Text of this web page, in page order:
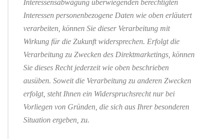
Interessensabwägung überwiegenden berechtigten
Interessen personenbezogene Daten wie oben erläutert
verarbeiten, können Sie dieser Verarbeitung mit
Wirkung für die Zukunft widersprechen. Erfolgt die
Verarbeitung zu Zwecken des Direktmarketings, können
Sie dieses Recht jederzeit wie oben beschrieben
ausüben. Soweit die Verarbeitung zu anderen Zwecken
erfolgt, steht Ihnen ein Widerspruchsrecht nur bei
Vorliegen von Gründen, die sich aus Ihrer besonderen
Situation ergeben, zu.